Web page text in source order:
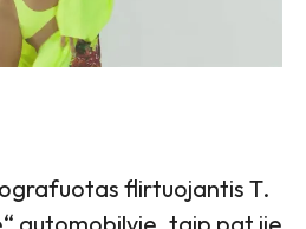
flirtuojantis T.